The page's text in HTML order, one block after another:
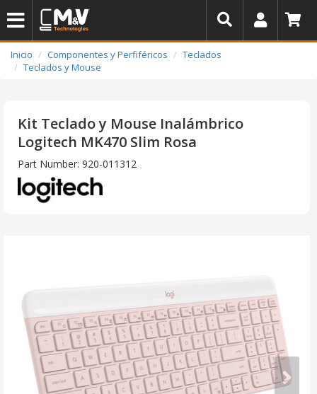
Inicio Componentes y Perfiféricos
Teclados
Teclados y Mouse
Kit Teclado y Mouse Inalámbrico
Logitech MK470 Slim Rosa
Part Number: 920-011312